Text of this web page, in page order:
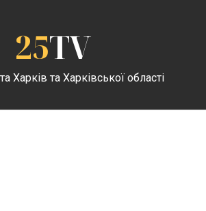
25TV
Харків та Харківської області